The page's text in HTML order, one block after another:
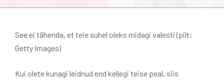
See ei tähenda, et teie suhel oleks midagi valesti (pilt:
Getty Images)
Kui olete kunagi leidnud end kellegi teise peal, siis